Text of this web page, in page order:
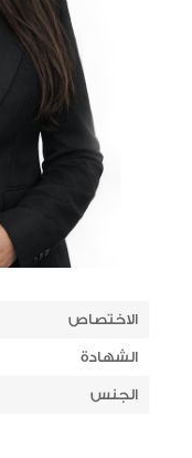
الاختصاص
الشهادة
الجنس